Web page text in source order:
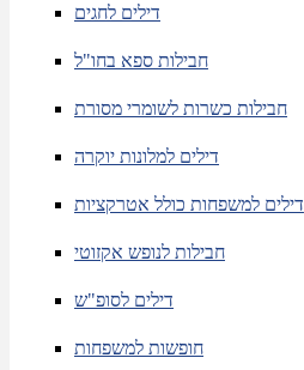
דילים לחגים
חבילות ספא בחו"ל
חבילות כשרות לשומרי מסורת
דילים למלונות יוקרה
דילים למשפחות כולל אטרקציות
חבילות לנופש אקזוטי
דילים לסופ"ש
חופשות למשפחות